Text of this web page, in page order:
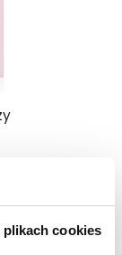
plikach cookies